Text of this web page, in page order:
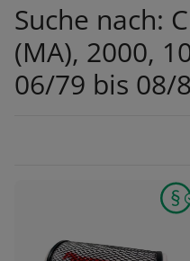
Suche nach:
(MA), 2000,
06/79 bis 08/